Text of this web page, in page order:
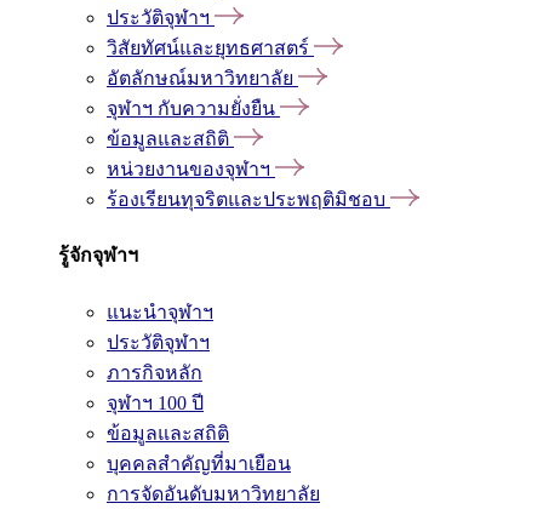
ประวัติจุฬาฯ
วิสัยทัศน์และยุทธศาสตร์
อัตลักษณ์มหาวิทยาลัย
จุฬาฯ กับความยั่งยืน
ข้อมูลและสถิติ
หน่วยงานของจุฬาฯ
ร้องเรียนทุจริตและประพฤติมิชอบ
รู้จักจุฬาฯ
แนะนำจุฬาฯ
ประวัติจุฬาฯ
ภารกิจหลัก
จุฬาฯ 100 ปี
ข้อมูลและสถิติ
บุคคลสำคัญที่มาเยือน
การจัดอันดับมหาวิทยาลัย